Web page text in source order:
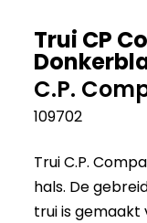
Trui CP
C.P.
109702
Trui C.P.
hals. De
trui is